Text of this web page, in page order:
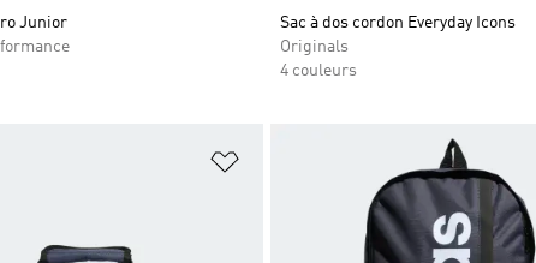
Junior
Sac à dos cordon Everyday Icons
Originals
4 couleurs
Ajouter à la Liste de produits